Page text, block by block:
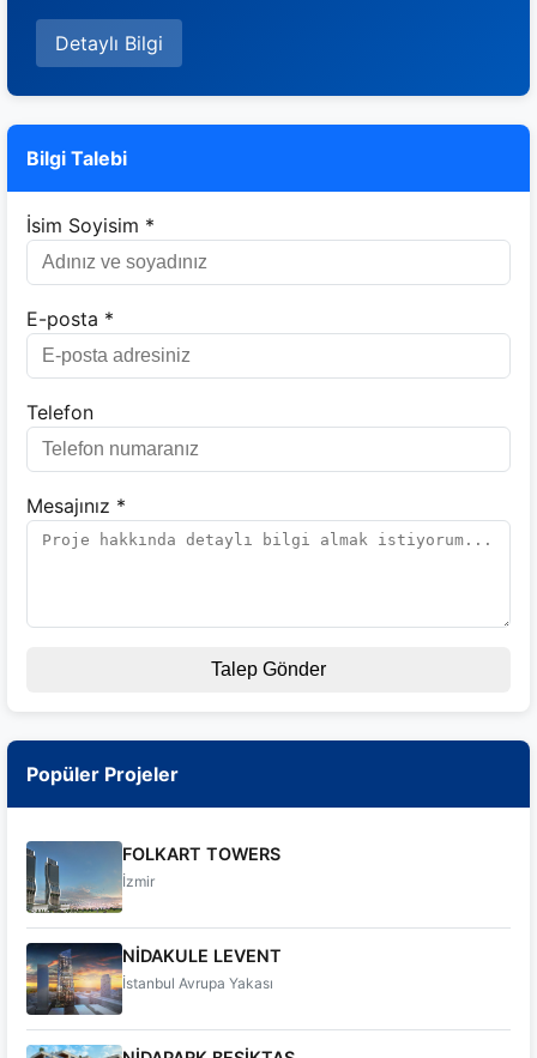
Detaylı Bilgi
Bilgi Talebi
İsim Soyisim *
E-posta *
Telefon
Mesajınız *
Talep Gönder
Popüler Projeler
FOLKART TOWERS
İzmir
NİDAKULE LEVENT
İstanbul Avrupa Yakası